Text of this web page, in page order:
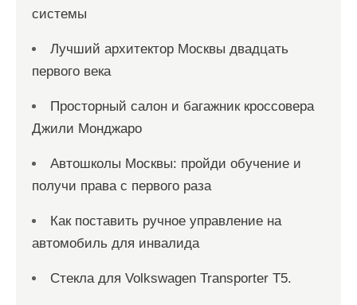
системы
Лучший архитектор Москвы двадцать
первого века
Просторный салон и багажник кроссовера
Джили Монджаро
Автошколы Москвы: пройди обучение и
получи права с первого раза
Как поставить ручное управление на
автомобиль для инвалида
Стекла для Volkswagen Transporter T5.